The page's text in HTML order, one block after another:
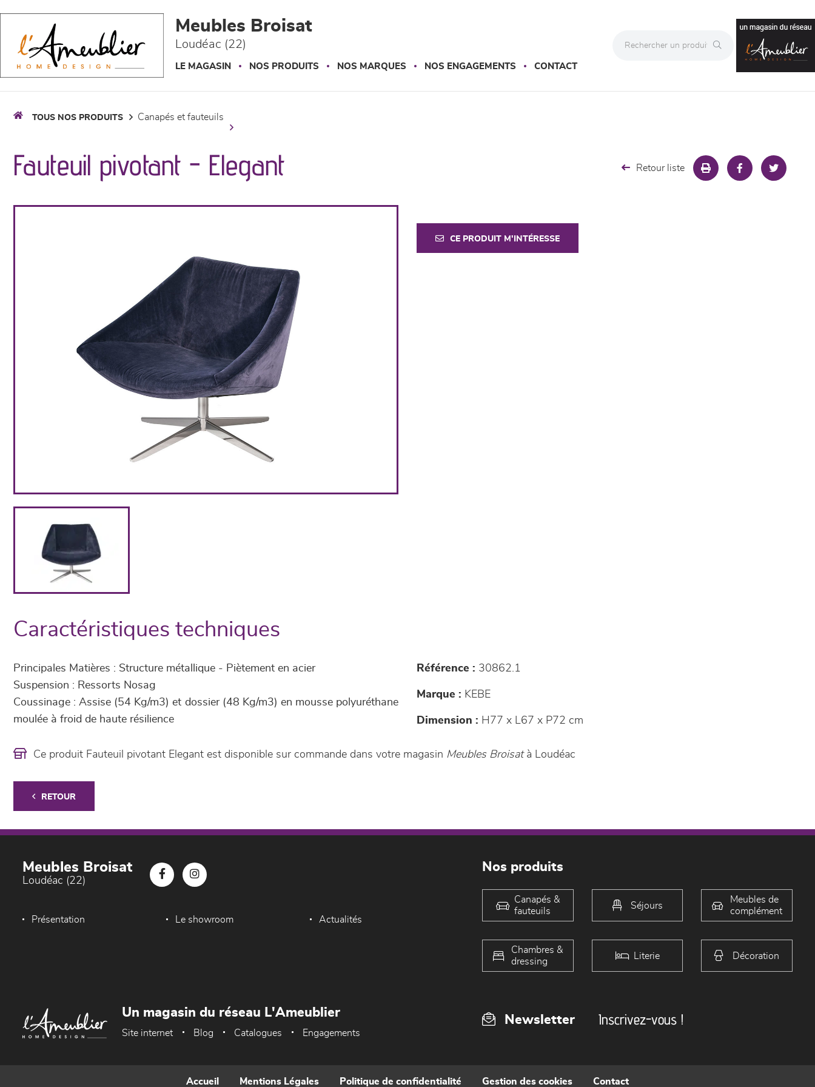
Meubles Broisat
Loudéac (22)
LE MAGASIN NOS PRODUITS NOS MARQUES NOS ENGAGEMENTS CONTACT
TOUS NOS PRODUITS canapés et fauteuils
Fauteuil pivotant - Elegant Retour liste
CE PRODUIT M'INTÉRESSE
Caractéristiques techniques
Principales Matières : Structure métallique - Piètement en acier
Suspension : Ressorts Nosag
Coussinage : Assise (54 Kg/m3) et dossier (48 Kg/m3) en mousse polyuréthane
moulée à froid de haute résilience
Référence : 30862.1
Marque : KEBE
Dimension : H77 x L67 x P72 cm
Ce produit Fauteuil pivotant Elegant est disponible sur commande dans votre magasin Meubles Broisatà Loudéac
RETOUR
Meubles Broisat
Loudéac (22)
Présentation Le showroom Actualités
Nos produits
Canapés &
fauteuils
Séjours
Meubles de
complément
Chambres &
dressing
Literie Décoration
Newsletter Inscrivez-vous !
Un magasin du réseau L'Ameublier
Site internet Blog Catalogues Engagements
Accueil Mentions Légales Politique de confidentialité Gestion des cookies Contact